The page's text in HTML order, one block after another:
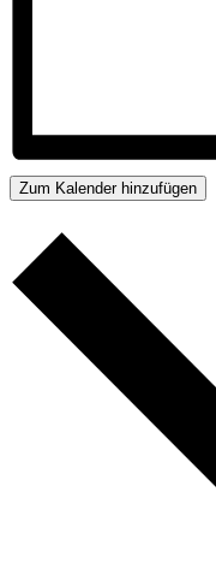
Zum Kalender hinzufügen